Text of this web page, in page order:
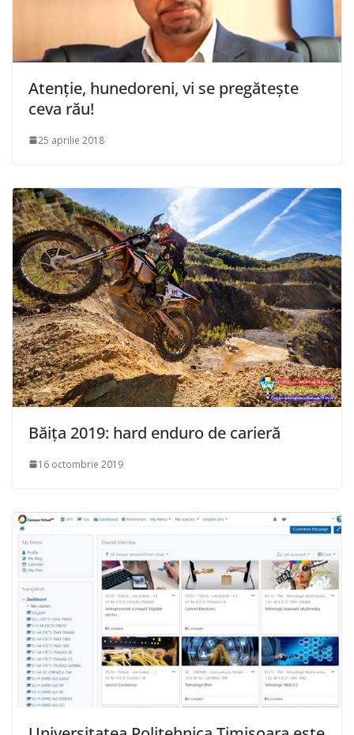
Atenție, hunedoreni, vi se pregătește
ceva rău!
25 aprilie 2018
Băiţa 2019: hard enduro de carieră
16 octombrie 2019